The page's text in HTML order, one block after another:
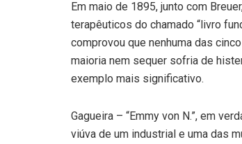
Em maio de 1895, junto com
terapêuticos do chamado “livro
comprovou que nenhuma das
maioria nem sequer sofria de
exemplo mais significativo.
Gagueira – “Emmy von N.”, em
viúva de um industrial e uma das